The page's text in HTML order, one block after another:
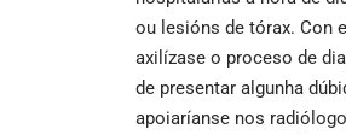
ou lesións de tórax. Con
axilízase o proceso de
de presentar algunha
apoiaríanse nos